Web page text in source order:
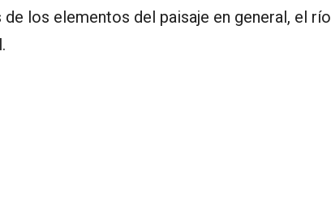
los elementos del paisaje en general, el río